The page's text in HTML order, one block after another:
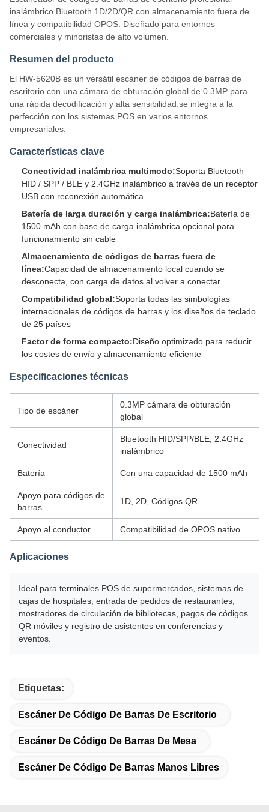
inalámbrico Bluetooth 1D/2D/QR con almacenamiento fuera de
línea y compatibilidad OPOS. Diseñado para entornos
comerciales y minoristas de alto volumen.
Resumen del producto
El HW-5620B es un versátil escáner de códigos de barras de
escritorio con una cámara de obturación global de 0.3MP para
una rápida decodificación y alta sensibilidad.se integra a la
perfección con los sistemas POS en varios entornos
empresariales.
Características clave
Conectividad inalámbrica multimodo:Soporta Bluetooth
HID / SPP / BLE y 2.4GHz inalámbrico a través de un receptor
USB con reconexión automática
Batería de larga duración y carga inalámbrica:Batería de
1500 mAh con base de carga inalámbrica opcional para
funcionamiento sin cable
Almacenamiento de códigos de barras fuera de
línea:Capacidad de almacenamiento local cuando se
desconecta, con carga de datos al volver a conectar
Compatibilidad global:Soporta todas las simbologías
internacionales de códigos de barras y los diseños de teclado
de 25 países
Factor de forma compacto:Diseño optimizado para reducir
los costes de envío y almacenamiento eficiente
Especificaciones técnicas
Tipo de escáner
0.3MP cámara de obturación
global
Conectividad
Bluetooth HID/SPP/BLE, 2.4GHz
inalámbrico
Batería Con una capacidad de 1500 mAh
Apoyo para códigos de
barras
1D, 2D, Códigos QR
Apoyo al conductor Compatibilidad de OPOS nativo
Aplicaciones
Ideal para terminales POS de supermercados, sistemas de
cajas de hospitales, entrada de pedidos de restaurantes,
mostradores de circulación de bibliotecas, pagos de códigos
QR móviles y registro de asistentes en conferencias y
eventos.
Etiquetas:
Escáner De Código De Barras De Escritorio
Escáner De Código De Barras De Mesa
Escáner De Código De Barras Manos Libres